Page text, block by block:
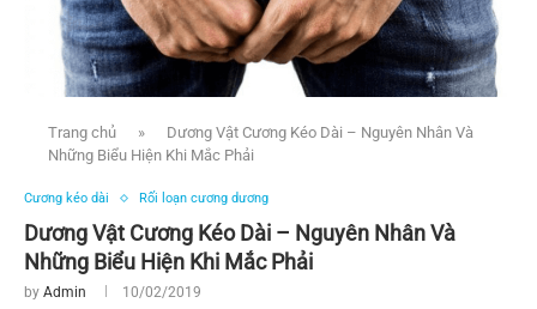
Trang chủ »
Dương Vật Cương Kéo Dài – Nguyên Nhân Và
Những Biểu Hiện Khi Mắc Phải
Cương kéo dài Rối loạn cương dương
Dương Vật Cương Kéo Dài – Nguyên Nhân Và
Những Biểu Hiện Khi Mắc Phải
by Admin 10/02/2019